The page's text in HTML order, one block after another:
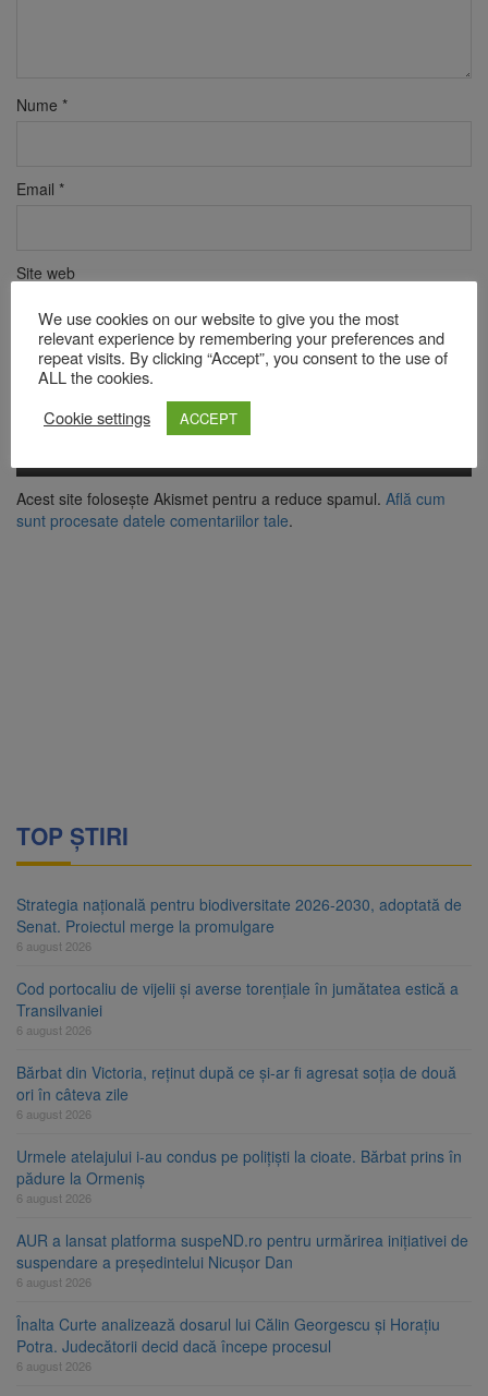
Nume *
Email *
Site web
Verificare anti-robot
Click pentru a începe verificarea
Acest site folosește Akismet pentru a reduce spamul. Află cum
sunt procesate datele comentariilor tale.
TOP ȘTIRI
Strategia națională pentru biodiversitate 2026-2030, adoptată de
Senat. Proiectul merge la promulgare
6 august 2026
Cod portocaliu de vijelii și averse torențiale în jumătatea estică a
Transilvaniei
6 august 2026
Bărbat din Victoria, reținut după ce și-ar fi agresat soția de două
ori în câteva zile
6 august 2026
Urmele atelajului i-au condus pe polițiști la cioate. Bărbat prins în
pădure la Ormeniș
6 august 2026
AUR a lansat platforma suspeND.ro pentru urmărirea inițiativei de
suspendare a președintelui Nicușor Dan
6 august 2026
Înalta Curte analizează dosarul lui Călin Georgescu și Horațiu
Potra. Judecătorii decid dacă începe procesul
6 august 2026
We use cookies on our website to give you the most
relevant experience by remembering your preferences and
repeat visits. By clicking “Accept”, you consent to the use of
ALL the cookies.
Cookie settings
ACCEPT